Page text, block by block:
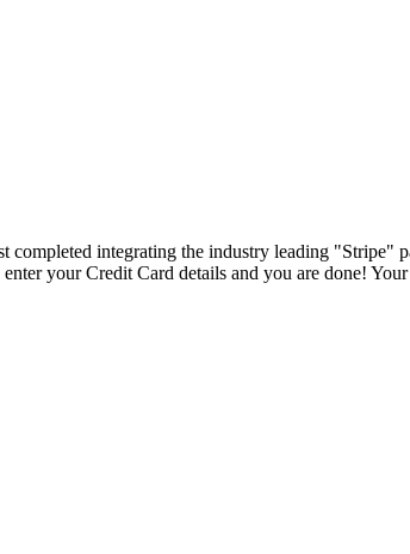
integrating the industry leading
your Credit Card details and you are done!